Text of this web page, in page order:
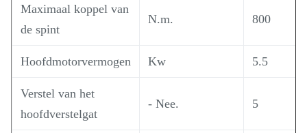
Maximaal koppel van
de spint
N.m. 800
Hoofdmotorvermogen Kw 5.5
Verstel van het
hoofdverstelgat
- Nee. 5